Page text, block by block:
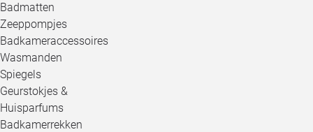
Badmatten
Zeeppompjes
Badkameraccessoires
Wasmanden
Spiegels
Geurstokjes &
Huisparfums
Badkamerrekken